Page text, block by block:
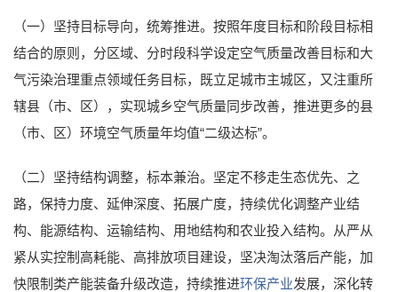
（一）坚持目标导向，统筹推进。按照年度目标和阶段目标相
结合的原则，分区域、分时段科学设定空气质量改善目标和大
气污染治理重点领域任务目标，既立足城市主城区，又注重所
辖县（市、区），实现城乡空气质量同步改善，推进更多的县
（市、区）环境空气质量年均值“二级达标”。
（二）坚持结构调整，标本兼治。坚定不移走生态优先、之
路，保持力度、延伸深度、拓展广度，持续优化调整产业结
构、能源结构、运输结构、用地结构和农业投入结构。从严从
紧从实控制高耗能、高排放项目建设，坚决淘汰落后产能，加
快限制类产能装备升级改造，持续推进环保产业发展，深化转